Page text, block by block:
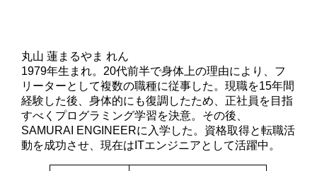
丸山 蓮まるやま れん
1979年生まれ。20代前半で身体上の理由により、フ
リーターとして複数の職種に従事した。現職を15年間
経験した後、身体的にも復調したため、正社員を目指
すべくプログラミング学習を決意。その後、
SAMURAI ENGINEERに入学した。資格取得と転職活
動を成功させ、現在はITエンジニアとして活躍中。